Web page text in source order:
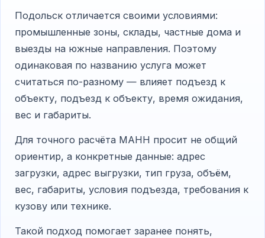
Подольск отличается своими условиями:
промышленные зоны, склады, частные дома и
выезды на южные направления. Поэтому
одинаковая по названию услуга может
считаться по-разному — влияет подъезд к
объекту, подъезд к объекту, время ожидания,
вес и габариты.
Для точного расчёта МАНН просит не общий
ориентир, а конкретные данные: адрес
загрузки, адрес выгрузки, тип груза, объём,
вес, габариты, условия подъезда, требования к
кузову или технике.
Такой подход помогает заранее понять,